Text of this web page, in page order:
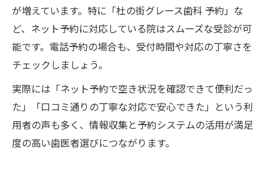
が増えています。特に「杜の街グレース歯科 予約」な
ど、ネット予約に対応している院はスムーズな受診が可
能です。電話予約の場合も、受付時間や対応の丁寧さを
チェックしましょう。
実際には「ネット予約で空き状況を確認できて便利だっ
た」「口コミ通りの丁寧な対応で安心できた」という利
用者の声も多く、情報収集と予約システムの活用が満足
度の高い歯医者選びにつながります。